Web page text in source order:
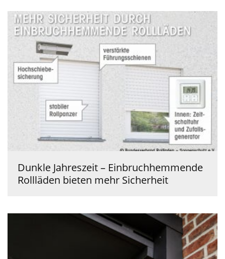
Dunkle Jahreszeit – Einbruchhemmende
Rollläden bieten mehr Sicherheit